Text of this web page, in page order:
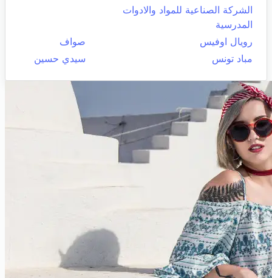
الشركة الصناعية للمواد والادوات
المدرسية
رويال اوفيس
صواف
مباد تونس
سيدي حسين